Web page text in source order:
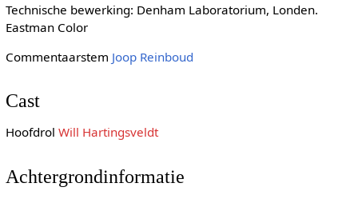
Technische bewerking: Denham Laboratorium, Londen.
Eastman Color
Commentaarstem Joop Reinboud
Cast
Hoofdrol Will Hartingsveldt
Achtergrondinformatie